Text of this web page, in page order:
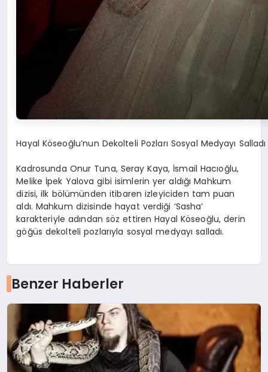
Hayal Köseoğlu’nun Dekolteli Pozları Sosyal Medyayı Salladı
Kadrosunda Onur Tuna, Seray Kaya, İsmail Hacıoğlu,
Melike İpek Yalova gibi isimlerin yer aldığı Mahkum
dizisi, ilk bölümünden itibaren izleyiciden tam puan
aldı. Mahkum dizisinde hayat verdiği ‘Sasha’
karakteriyle adından söz ettiren Hayal Köseoğlu, derin
göğüs dekolteli pozlarıyla sosyal medyayı salladı.
Benzer Haberler